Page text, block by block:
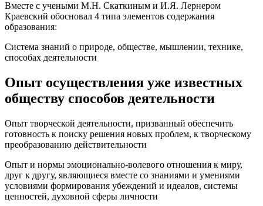
Вместе с учеными М.Н. Скаткиным и И.Я. Лернером
Краевский обосновал 4 типа элементов содержания
образования:
Система знаний о природе, обществе, мышлении, технике,
способах деятельности
Опыт осуществления уже известных
обществу способов деятельности
Опыт творческой деятельности, призванный обеспечить
готовность к поиску решения новых проблем, к творческому
преобразованию действительности
Опыт и нормы эмоционально-волевого отношения к миру,
друг к другу, являющиеся вместе со знаниями и умениями
условиями формирования убеждений и идеалов, системы
ценностей, духовной сферы личности